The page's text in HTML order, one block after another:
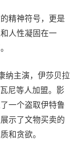
精神符号，更是
人性凝固在一
纳主演，伊莎贝拉
尼等人加盟。影
一个盗取伊特鲁
示了文物买卖的
和贪欲。